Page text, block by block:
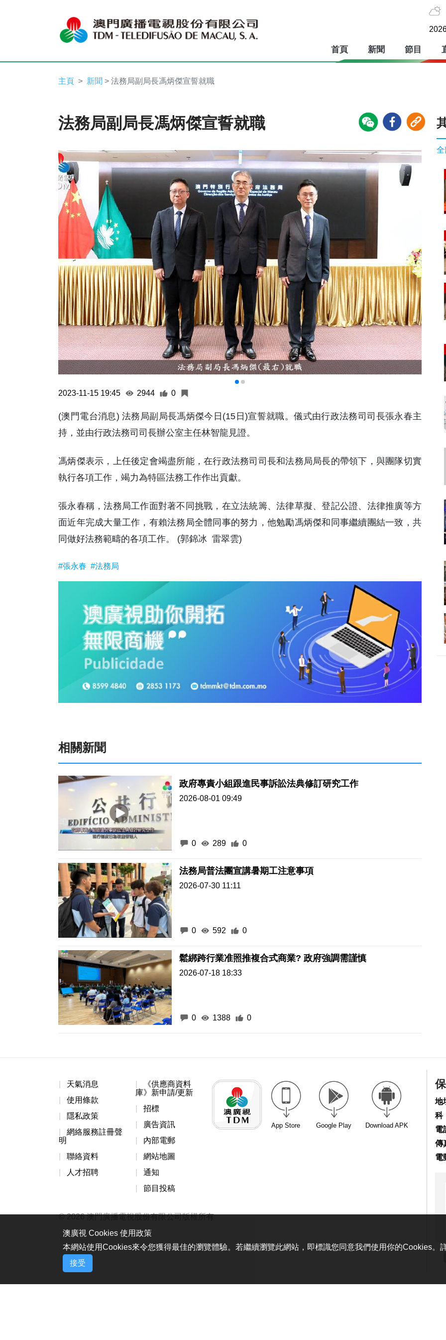
首頁 新聞 節目
主頁 新聞 > 法務局副局長馮炳傑宣誓就職
法務局副局長馮炳傑宣誓就職
2023-11-15 19:45 2944 0
(澳門電台消息) 法務局副局長馮炳傑今日(15日)宣誓就職。儀式由行政法務司司長張永春主
持，並由行政法務司司長辦公室主任林智龍見證。
馮炳傑表示，上任後定會竭盡所能，在行政法務司司長和法務局局長的帶領下，與團隊切實
執行各項工作，竭力為特區法務工作作出貢獻。
張永春稱，法務局工作面對著不同挑戰，在立法統籌、法律草擬、登記公證、法律推廣等方
面近年完成大量工作，有賴法務局全體同事的努力，他勉勵馮炳傑和同事繼續團結一致，共
同做好法務範疇的各項工作。 (郭錦冰 雷翠雲)
#張永春 #法務局
相關新聞
政府專責小組跟進民事訴訟法典修訂研究工作
2026-08-01 09:49
0 289 0
法務局普法團宣講暑期工注意事項
2026-07-30 11:11
0 592 0
鬆綁跨行業准照推複合式商業? 政府強調需謹慎
2026-07-18 18:33
0 1388 0
全
天氣消息
使用條款
隱私政策
網絡服務註冊聲
明
聯絡資料
人才招聘
《供應商資料
庫》新申請/更新
招標
廣告資訊
內部電郵
網站地圖
通知
節目投稿
App Store Google Play Download APK
© 2026 澳門廣播電視股份有限公司版權所有
地
科
電
傳
電
澳廣視 Cookies 使用政策
本網站使用Cookies來令您獲得最佳的瀏覽體驗。若繼續瀏覽此網站，即標識您同意我們使用你的Cookies。
接受